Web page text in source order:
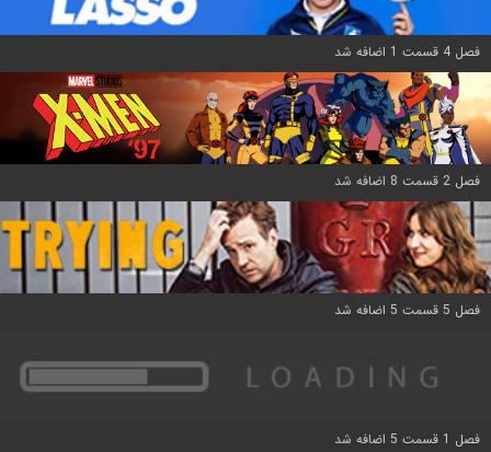
فصل 4 قسمت 1 اضافه شد
فصل 2 قسمت 8 اضافه شد
فصل 5 قسمت 5 اضافه شد
فصل 1 قسمت 5 اضافه شد